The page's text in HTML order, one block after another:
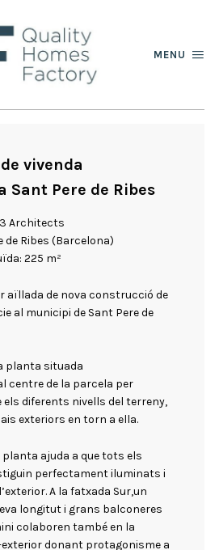
MENU
vivenda
Pere de Ribes
Architects
de Ribes (Barcelona)
225 m²
aïllada de nova construcció de
al municipi de Sant Pere de
planta situada
centre de la parcela per
els diferents nivells del terreny,
exteriors en torn a ella.
planta ajuda a que tots els
perfectament iluminats i
A la fatxada Sur,un
longitut i grans balconeres
colaboren també en la
donant protagonisme a